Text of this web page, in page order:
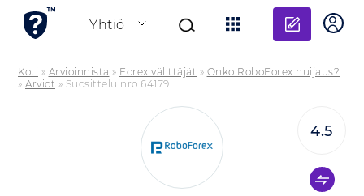
Yhtiö
Lisää
Koti » Arvioinnista » Forex välittäjät » Onko RoboForex huijaus?
» Arviot » Suosittelu nro 64179
4.5